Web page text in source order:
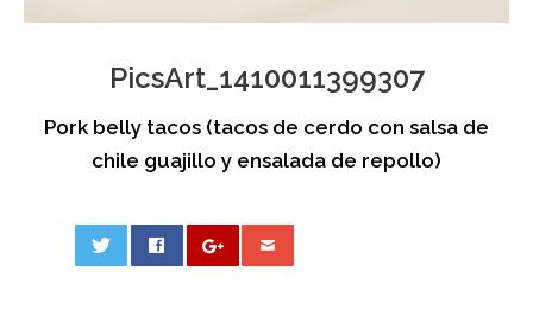
PicsArt_1410011399307
Pork belly tacos (tacos de cerdo con salsa de
chile guajillo y ensalada de repollo)